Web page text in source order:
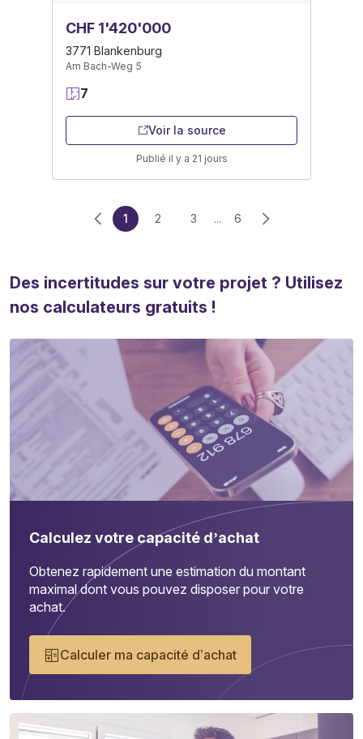
CHF 1'420'000
3771 Blankenburg
Am Bach-Weg 5
7
Voir la source
Publié il y a 21 jours
1 2 3 ... 6
Des incertitudes sur votre projet ? Utilisez
nos calculateurs gratuits !
Calculez votre capacité d’achat
Obtenez rapidement une estimation du montant
maximal dont vous pouvez disposer pour votre
achat.
Calculer ma capacité d’achat